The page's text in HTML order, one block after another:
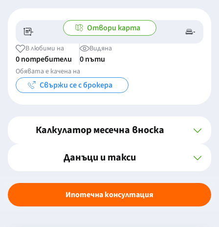
- -/- -
Отвори карта
В любими на
0 потребители
Видяна
0 пъти
Обявата е качена на
Свържи се с брокера
Калкулатор месечна вноска
Данъци и такси
Ипотечна консултация